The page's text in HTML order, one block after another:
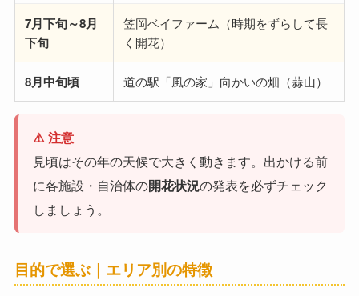
7月下旬～8月
下旬
笠岡ベイファーム（時期をずらして長
く開花）
8月中旬頃 道の駅「風の家」向かいの畑（蒜山）
⚠️ 注意
見頃はその年の天候で大きく動きます。出かける前
に各施設・自治体の開花状況の発表を必ずチェック
しましょう。
目的で選ぶ｜エリア別の特徴